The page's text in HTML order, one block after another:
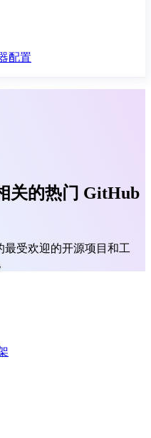
配置
关的热门 GitHub
最受欢迎的开源项目和工